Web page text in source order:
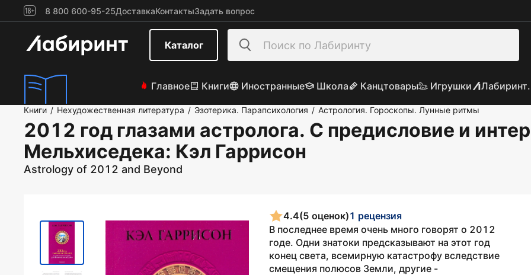
8 800 600-95-25ДоставкаКонтактыЗадать вопрос
Каталог
Главное Книги Иностранные Школа Канцтовары Игрушки
Книги / Нехудожественная литература / Эзотерика. Парапсихология / Астрология. Гороскопы. Лунные ритмы
2012 год глазами астролога. С предисловие и
Мельхиседека: Кэл Гаррисон
Astrology of 2012 and Beyond
4.4(5 оценок)1 рецензия
В последнее время очень много говорят о 2012
годе. Одни знатоки предсказывают на этот год
конец света, всемирную катастрофу вследствие
смещения полюсов Земли, другие -